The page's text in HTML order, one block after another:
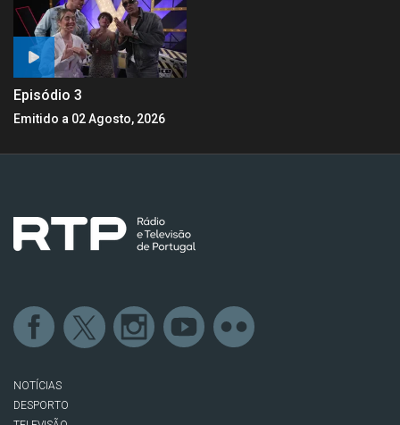
Episódio 3
Emitido a 02 Agosto, 2026
NOTÍCIAS
DESPORTO